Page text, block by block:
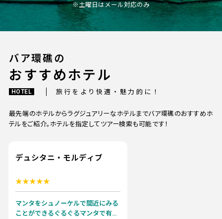
※土曜日はメール対応のみ
バア環礁の
おすすめホテル
HOTEL 旅行をより快適・魅力的に！
最先端のホテルからラグジュアリーなホテルまでバア環礁のおすすめホ
テルをご紹介。ホテルを指定してツアー検索も可能です！
デュシタニ・モルディブ
マンタをシュノーケルで間近にみる
ことができるぐるぐるマンタで有名